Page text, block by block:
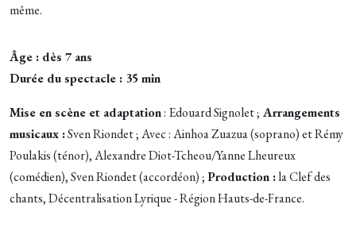
même.
Âge : dès 7 ans
Durée du spectacle : 35 min
Mise en scène et adaptation: Edouard Signolet ; Arrangements
musicaux :Sven Riondet ; Avec : Ainhoa Zuazua (soprano) et Rémy
Poulakis (ténor), Alexandre Diot-Tcheou/Yanne Lheureux
(comédien), Sven Riondet (accordéon) ;Production :la Clef des
chants, Décentralisation Lyrique - Région Hauts-de-France.